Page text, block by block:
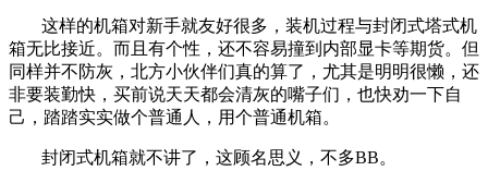
这样的机箱对新手就友好很多，装机过程与封闭式塔式机
箱无比接近。而且有个性，还不容易撞到内部显卡等期货。但
同样并不防灰，北方小伙伴们真的算了，尤其是明明很懒，还
非要装勤快，买前说天天都会清灰的嘴子们，也快劝一下自
己，踏踏实实做个普通人，用个普通机箱。
封闭式机箱就不讲了，这顾名思义，不多BB。